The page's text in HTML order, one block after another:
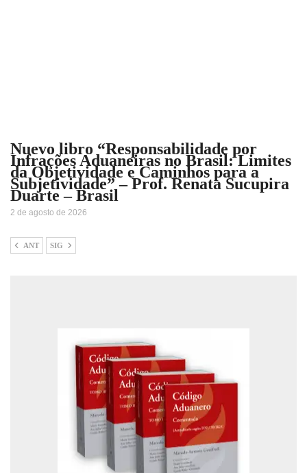
Nuevo libro “Responsabilidade por
Infrações Aduaneiras no Brasil: Limites
da Objetividade e Caminhos para a
Subjetividade” – Prof. Renata Sucupira
Duarte – Brasil
2 de agosto de 2026
ANT SIG